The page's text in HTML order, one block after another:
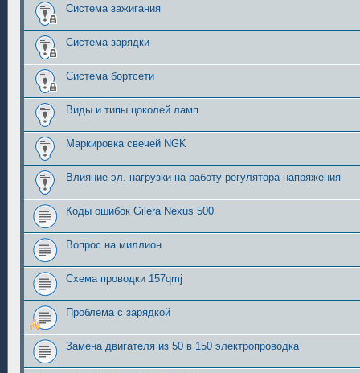
Система зажигания
Система зарядки
Система бортсети
Виды и типы цоколей ламп
Маркировка свечей NGK
Влияние эл. нагрузки на работу регулятора напряжения
Коды ошибок Gilera Nexus 500
Вопрос на миллион
Схема проводки 157qmj
Проблема с зарядкой
Замена двигателя из 50 в 150 электропроводка